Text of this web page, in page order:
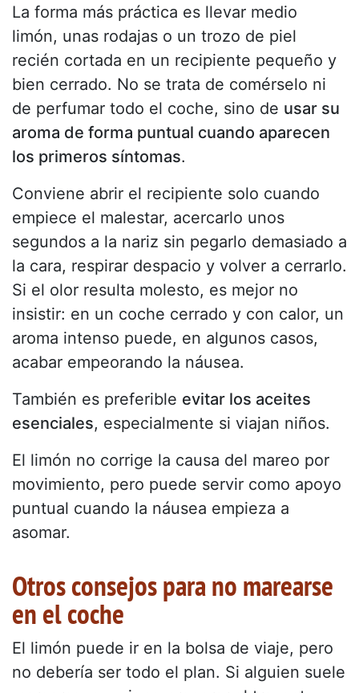
La forma más práctica es llevar medio
limón, unas rodajas o un trozo de piel
recién cortada en un recipiente pequeño y
bien cerrado. No se trata de comérselo ni
de perfumar todo el coche, sino de usar su
aroma de forma puntual cuando aparecen
los primeros síntomas.
Conviene abrir el recipiente solo cuando
empiece el malestar, acercarlo unos
segundos a la nariz sin pegarlo demasiado a
la cara, respirar despacio y volver a cerrarlo.
Si el olor resulta molesto, es mejor no
insistir: en un coche cerrado y con calor, un
aroma intenso puede, en algunos casos,
acabar empeorando la náusea.
También es preferible evitar los aceites
esenciales, especialmente si viajan niños.
El limón no corrige la causa del mareo por
movimiento, pero puede servir como apoyo
puntual cuando la náusea empieza a
asomar.
Otros consejos para no marearse
en el coche
El limón puede ir en la bolsa de viaje, pero
no debería ser todo el plan. Si alguien suele